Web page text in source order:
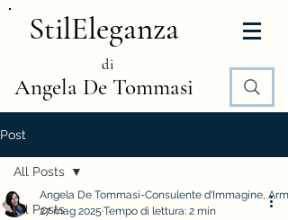
StilEleganza
di
Angela De Tommasi
Post
All Posts
All Posts
Angela De Tommasi-Consulente d'Immagine,
27 mag 2025 Tempo di lettura: 2 min